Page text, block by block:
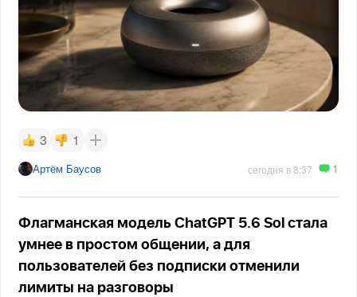
3 1
Артём Баусов сегодня в 8:37 1
Флагманская модель ChatGPT 5.6 Sol стала
умнее в простом общении, а для
пользователей без подписки отменили
лимиты на разговоры